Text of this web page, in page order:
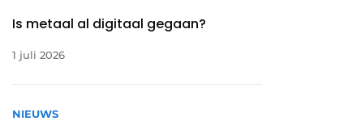
Is metaal al digitaal gegaan?
1 juli 2026
NIEUWS